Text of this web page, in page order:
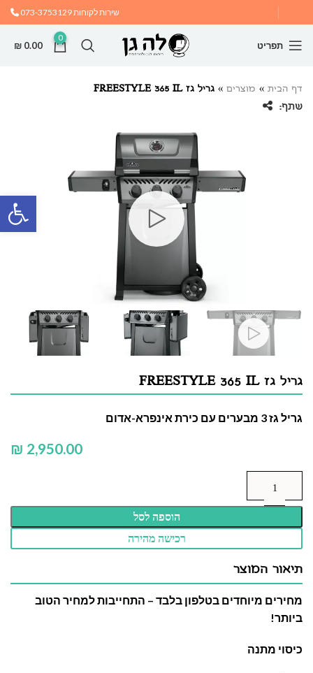
שירות לקוחות073-3753129
תפריט
0
₪ 0.00
דף הבית » מוצרים » גריל גז FREESTYLE 365 IL
שתף:
גריל גז FREESTYLE 365 IL
גריל גז 3 מבערים עם כירת אינפרא-אדום
₪
הוספה לסל
רכישה מהירה
תיאור המוצר
מחירים מיוחדים בטלפון בלבד – התחייבות למחיר הטוב
ביותר!
כיסוי מתנה